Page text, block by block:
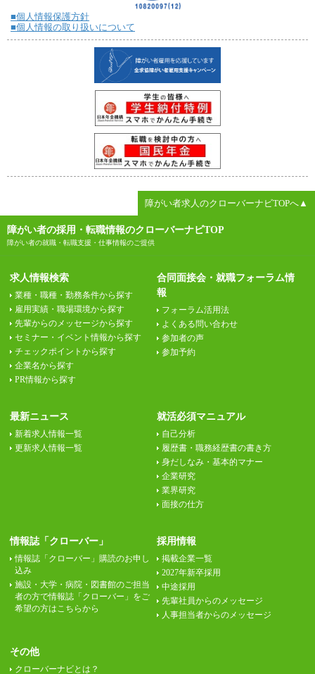
■個人情報保護方針
■個人情報の取り扱いについて
障がい者求人のクローバーナビTOPへ▲
障がい者の採用・転職情報のクローバーナビTOP
障がい者の就職・転職支援・仕事情報のご提供
求人情報検索
業種・職種・勤務条件から探す
雇用実績・職場環境から探す
先輩からのメッセージから探す
セミナー・イベント情報から探す
チェックポイントから探す
企業名から探す
PR情報から探す
合同面接会・就職フォーラム情
報
フォーラム活用法
よくある問い合わせ
参加者の声
参加予約
最新ニュース
新着求人情報一覧
更新求人情報一覧
就活必須マニュアル
自己分析
履歴書・職務経歴書の書き方
身だしなみ・基本的マナー
企業研究
業界研究
面接の仕方
情報誌「クローバー」
情報誌「クローバー」購読のお申し
込み
施設・大学・病院・図書館のご担当
者の方で情報誌「クローバー」をご
希望の方はこちらから
採用情報
掲載企業一覧
2027年新卒採用
中途採用
先輩社員からのメッセージ
人事担当者からのメッセージ
その他
クローバーナビとは？